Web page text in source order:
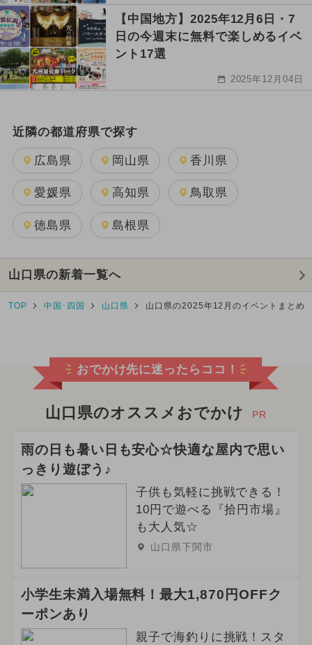
【中国地方】2025年12月6日・7
日の今週末に無料で楽しめるイベ
ント17選
2025年12月04日
近隣の都道府県で探す
広島県 岡山県 香川県
愛媛県 高知県 鳥取県
徳島県 島根県
山口県の新着一覧へ
TOP 中国･四国 山口県 山口県の2025年12月のイベントまとめ
おでかけ先に迷ったらココ！
山口県のオススメおでかけ PR
雨の日も暑い日も安心☆快適な屋内で思い
っきり遊ぼう♪
子供も気軽に挑戦できる！
10円で遊べる『拾円市場』
も大人気☆
山口県下関市
小学生未満入場無料！最大1,870円OFFク
ーポンあり
親子で海釣りに挑戦！スタ